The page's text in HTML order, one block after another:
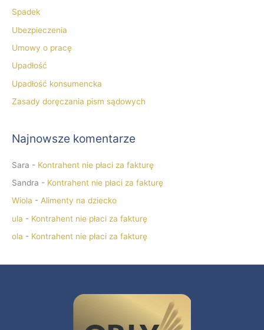
Spadek
Ubezpieczenia
Umowy o pracę
Upadłość
Upadłość konsumencka
Zasady doręczania pism sądowych
Najnowsze komentarze
Sara - Kontrahent nie płaci za fakturę
Sandra - Kontrahent nie płaci za fakturę
Wiola - Alimenty na dziecko
ula - Kontrahent nie płaci za fakturę
ola - Kontrahent nie płaci za fakturę